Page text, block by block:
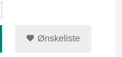
Ønskeliste